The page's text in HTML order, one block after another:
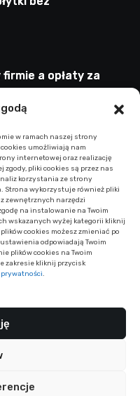
w ramach naszej strony
umożliwiają nam
internetowej oraz realizację
pliki cookies są przez nas
korzystania ze strony
Strona wykorzystuje również pliki
zewnętrznych narzędzi
na instalowanie na Twoim
wskazanych wyżej kategorii kliknij
cookies możesz zmieniać po
odpowiadają Twoim
plików cookies na Twoim
zakresie kliknij przycisk
.
a opłaty za
pilota Beninca –
krok po kroku